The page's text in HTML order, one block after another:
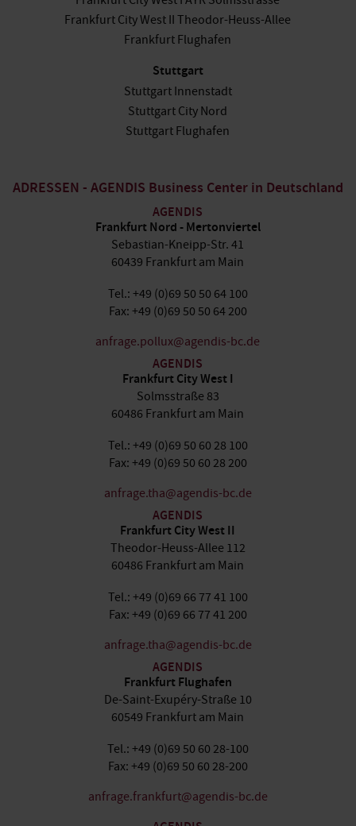
Frankfurt City West II Theodor-Heuss-Allee
Frankfurt Flughafen
Stuttgart
Stuttgart Innenstadt
Stuttgart City Nord
Stuttgart Flughafen
ADRESSEN - AGENDIS Business Center in Deutschland
AGENDIS
Frankfurt Nord - Mertonviertel
Sebastian-Kneipp-Str. 41
60439 Frankfurt am Main
Tel.: +49 (0)69 50 50 64 100
Fax: +49 (0)69 50 50 64 200
anfrage.pollux@agendis-bc.de
AGENDIS
Frankfurt City West I
Solmsstraße 83
60486 Frankfurt am Main
Tel.: +49 (0)69 50 60 28 100
Fax: +49 (0)69 50 60 28 200
anfrage.tha@agendis-bc.de
AGENDIS
Frankfurt City West II
Theodor-Heuss-Allee 112
60486 Frankfurt am Main
Tel.: +49 (0)69 66 77 41 100
Fax: +49 (0)69 66 77 41 200
anfrage.tha@agendis-bc.de
AGENDIS
Frankfurt Flughafen
De-Saint-Exupéry-Straße 10
60549 Frankfurt am Main
Tel.: +49 (0)69 50 60 28-100
Fax: +49 (0)69 50 60 28-200
anfrage.frankfurt@agendis-bc.de